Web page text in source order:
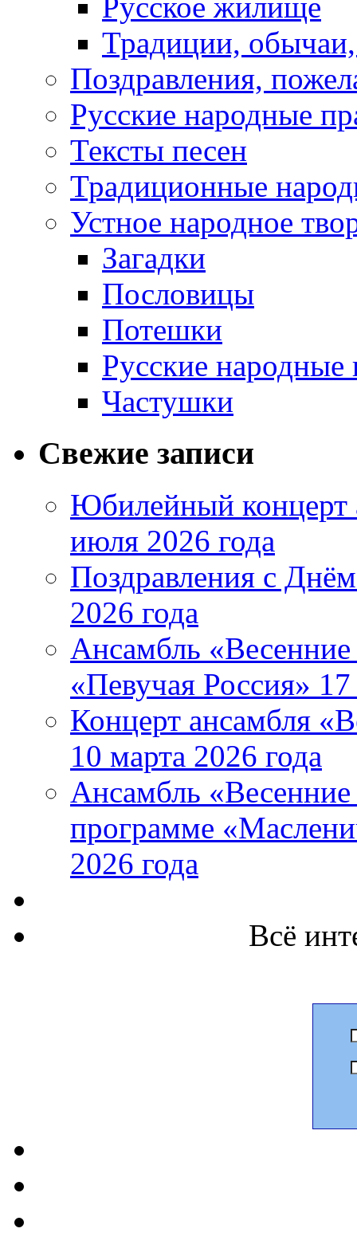
Русское жилище
Традиции,
Поздравления,
Русские народные
Тексты песен
Традиционные
Устное народное
Загадки
Пословицы
Потешки
Русские народные
Частушки
Свежие записи
Юбилейный концерт
июля 2026 года
Поздравления с
2026 года
Ансамбль «Весенние
«Певучая Россия»
Концерт ансамбля
10 марта 2026 года
Ансамбль «Весенние
программе
2026 года
Всё